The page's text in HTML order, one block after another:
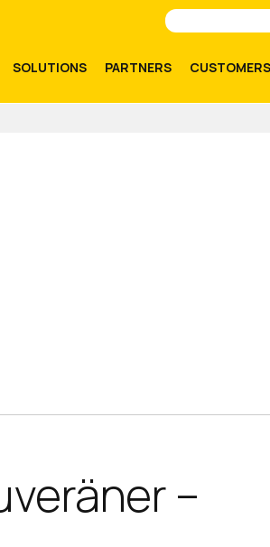
SOLUTIONS PARTNERS CUSTOMERS
–